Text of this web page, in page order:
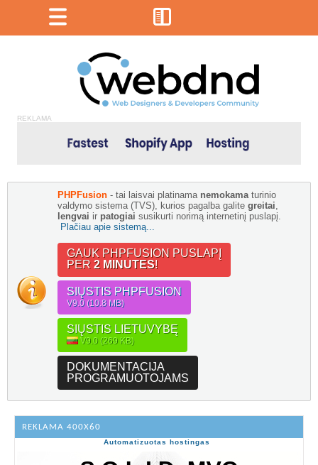
REKLAMA
PHPFusion - tai laisvai platinama nemokama turinio
valdymo sistema (TVS), kurios pagalba galite greitai
lengvai ir patogiai susikurti norimą internetinį puslapį.
Plačiau apie sistemą...
GAUK PHPFUSION PUSLAPĮ
PER 2 MINUTES!
SIŲSTIS PHPFUSION
V9.0 (10.8 MB)
SIŲSTIS LIETUVYBĘ
V9.0 (269 KB)
DOKUMENTACIJA
PROGRAMUOTOJAMS
REKLAMA 400X60
Automatizuotas hostingas